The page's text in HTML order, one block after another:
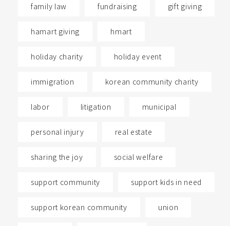
family law fundraising gift giving
hamart giving hmart
holiday charity holiday event
immigration korean community charity
labor litigation municipal
personal injury real estate
sharing the joy social welfare
support community support kids in need
support korean community union